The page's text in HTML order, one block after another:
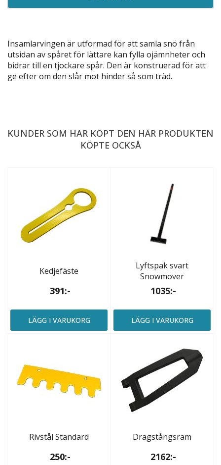
Insamlarvingen är utformad för att samla snö från
utsidan av spåret för lättare kan fylla ojämnheter och
bidrar till en tjockare spår. Den är konstruerad för att
ge efter om den slår mot hinder så som träd.
KUNDER SOM HAR KÖPT DEN HÄR PRODUKTEN
KÖPTE OCKSÅ
Kedjefäste
391:-
LÄGG I VARUKORG
Lyftspak svart
Snowmover
1035:-
LÄGG I VARUKORG
Rivstål Standard
250:-
Dragstångsram
2162:-